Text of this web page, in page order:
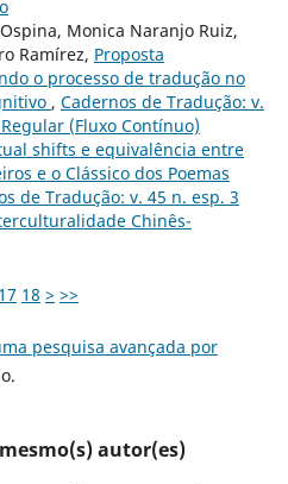
Monica Naranjo Ruiz,
Ramírez, Proposta
o processo de tradução no
, Cadernos de Tradução: v.
(Fluxo Contínuo)
shifts e equivalência entre
e o Clássico dos Poemas
de Tradução: v. 45 n. esp. 3
Chinês-
17 18 > >>
pesquisa avançada por
autor(es)